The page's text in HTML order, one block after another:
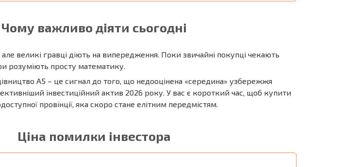
Чому важливо діяти сьогодні
великі гравці діють на випередження. Поки звичайні покупці чекають
розуміють просту математику.
А5 – це сигнал до того, що недооцінена «середина» узбережжя
інвестиційний актив 2026 року. У вас є короткий час, щоб купити
провінції, яка скоро стане елітним передмістям.
Ціна помилки інвестора